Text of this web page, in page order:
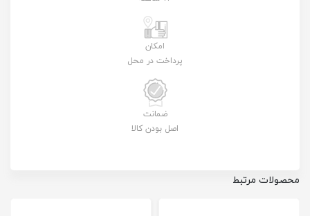
امکان
پرداخت در محل
ضمانت
اصل بودن کالا
محصولات مرتبط